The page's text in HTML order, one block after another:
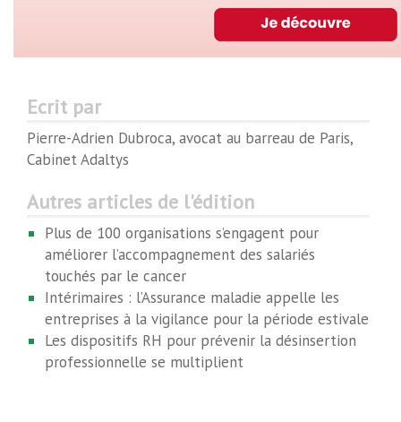
Ecrit par
Pierre-Adrien Dubroca, avocat au barreau de Paris,
Cabinet Adaltys
Autres articles de l'édition
Plus de 100 organisations s’engagent pour
améliorer l’accompagnement des salariés
touchés par le cancer
Intérimaires : l’Assurance maladie appelle les
entreprises à la vigilance pour la période estivale
Les dispositifs RH pour prévenir la désinsertion
professionnelle se multiplient